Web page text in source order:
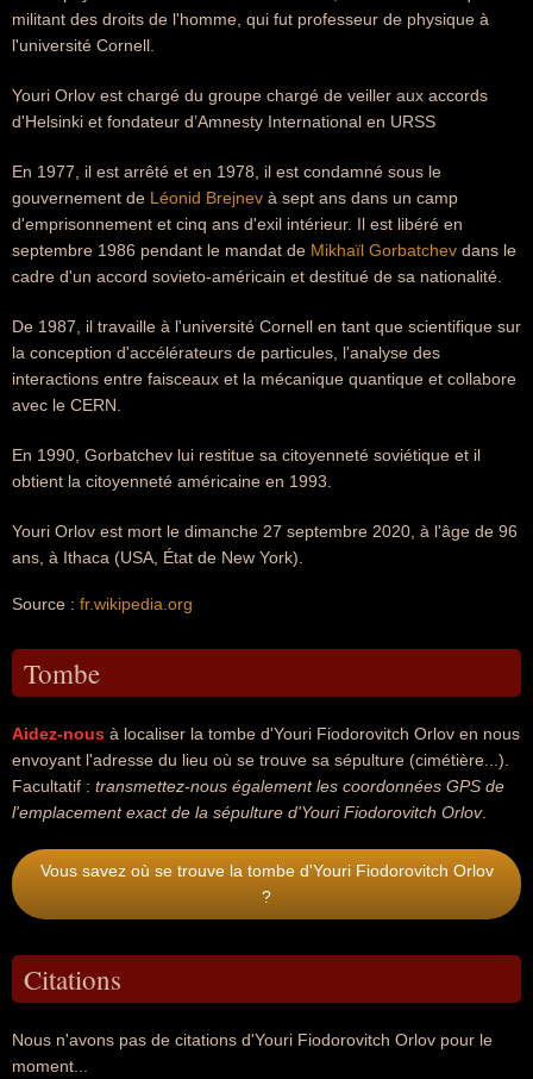
militant des droits de l'homme, qui fut professeur de physique à
l'université Cornell.
Youri Orlov est chargé du groupe chargé de veiller aux accords
d'Helsinki et fondateur d’Amnesty International en URSS
En 1977, il est arrêté et en 1978, il est condamné sous le
gouvernement de Léonid Brejnev à sept ans dans un camp
d'emprisonnement et cinq ans d'exil intérieur. Il est libéré en
septembre 1986 pendant le mandat de Mikhaïl Gorbatchev dans le
cadre d'un accord sovieto-américain et destitué de sa nationalité.
De 1987, il travaille à l'université Cornell en tant que scientifique sur
la conception d'accélérateurs de particules, l'analyse des
interactions entre faisceaux et la mécanique quantique et collabore
avec le CERN.
En 1990, Gorbatchev lui restitue sa citoyenneté soviétique et il
obtient la citoyenneté américaine en 1993.
Youri Orlov est mort le dimanche 27 septembre 2020, à l'âge de 96
ans, à Ithaca (USA, État de New York).
Source : fr.wikipedia.org
Tombe
Aidez-nous à localiser la tombe d'Youri Fiodorovitch Orlov en nous
envoyant l'adresse du lieu où se trouve sa sépulture (cimétière...).
Facultatif : transmettez-nous également les coordonnées GPS de
l'emplacement exact de la sépulture d'Youri Fiodorovitch Orlov.
Vous savez où se trouve la tombe d'Youri Fiodorovitch Orlov
?
Citations
Nous n'avons pas de citations d'Youri Fiodorovitch Orlov pour le
moment...